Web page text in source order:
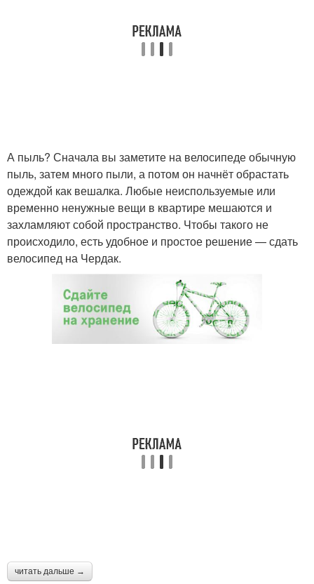
А пыль? Сначала вы заметите на велосипеде обычную
пыль, затем много пыли, а потом он начнёт обрастать
одеждой как вешалка. Любые неиспользуемые или
временно ненужные вещи в квартире мешаются и
захламляют собой пространство. Чтобы такого не
происходило, есть удобное и простое решение — сдать
велосипед на Чердак.
читать дальше →